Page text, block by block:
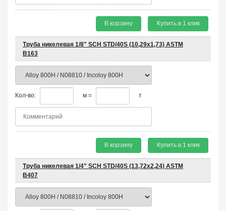
В корзину Купить в 1 клик
Труба никелевая 1/8" SCH STD/40S (10,29х1,73) ASTM
B163
Кол-во: м = т
В корзину Купить в 1 клик
Труба никелевая 1/4" SCH STD/40S (13,72х2,24) ASTM
B407